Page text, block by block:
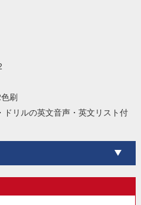
刷
ドリルの英文音声・英文リスト付